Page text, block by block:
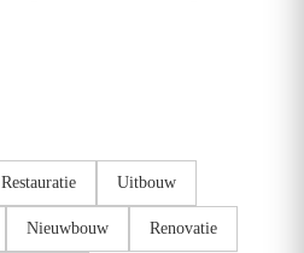
Restauratie Uitbouw
Nieuwbouw Renovatie